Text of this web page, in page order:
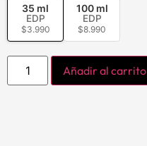
35 ml
EDP
$3.990
100 ml
EDP
$8.990
Añadir al carrito